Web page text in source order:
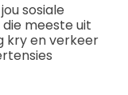
sosiale
meeste uit
kry en verkeer